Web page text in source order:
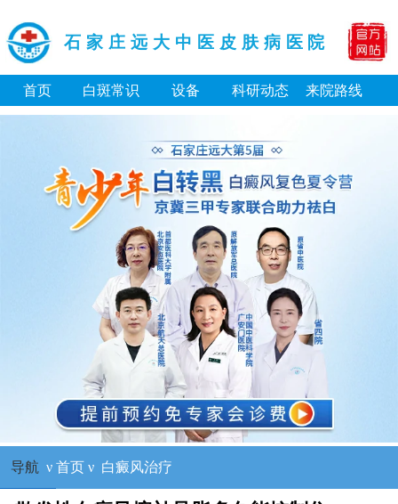
石家庄远大中医皮肤病医院
首页 白斑常识 设备 科研动态 来院路线
导航 ν 首页ν 白癜风治疗